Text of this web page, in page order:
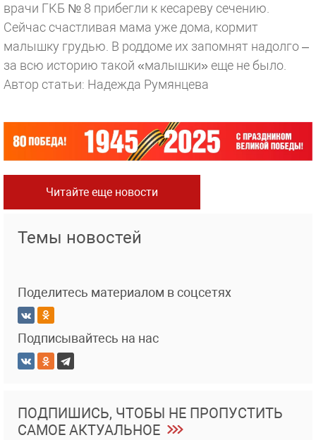
врачи ГКБ № 8 прибегли к кесареву сечению.
Сейчас счастливая мама уже дома, кормит
малышку грудью. В роддоме их запомнят надолго –
за всю историю такой «малышки» еще не было.
Автор статьи: Надежда Румянцева
Читайте еще новости
Темы новостей
Поделитесь материалом в соцсетях
Подписывайтесь на нас
ПОДПИШИСЬ, ЧТОБЫ НЕ ПРОПУСТИТЬ
САМОЕ АКТУАЛЬНОЕ